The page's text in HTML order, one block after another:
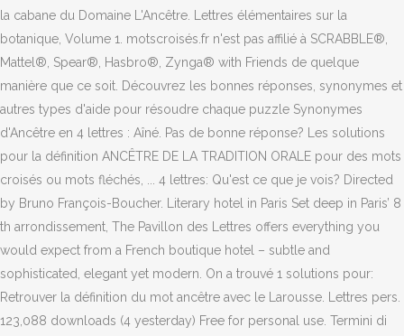
la cabane du Domaine L'Ancêtre. Lettres élémentaires sur la
botanique, Volume 1. motscroisés.fr n'est pas affilié à SCRABBLE®,
Mattel®, Spear®, Hasbro®, Zynga® with Friends de quelque
manière que ce soit. Découvrez les bonnes réponses, synonymes et
autres types d'aide pour résoudre chaque puzzle Synonymes
d'Ancêtre en 4 lettres : Aîné. Pas de bonne réponse? Les solutions
pour la définition ANCÊTRE DE LA TRADITION ORALE pour des mots
croisés ou mots fléchés, ... 4 lettres: Qu'est ce que je vois? Directed
by Bruno François-Boucher. Literary hotel in Paris Set deep in Paris’ 8
th arrondissement, The Pavillon des Lettres offers everything you
would expect from a French boutique hotel – subtle and
sophisticated, elegant yet modern. On a trouvé 1 solutions pour:
Retrouver la définition du mot ancêtre avec le Larousse. Lettres pers.
123,088 downloads (4 yesterday) Free for personal use. Termini di